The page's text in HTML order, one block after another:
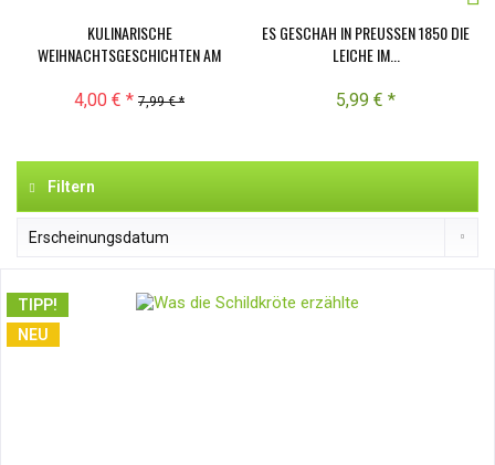
KULINARISCHE
WEIHNACHTSGESCHICHTEN AM
4,00 € * 7,99 € *
ES GESCHAH IN PREUSSEN 1850 DIE L
EICHE IM...
5,99 € *
Filtern
TIPP!
NEU